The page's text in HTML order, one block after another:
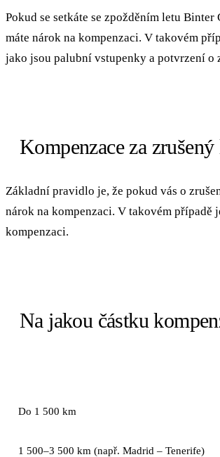
Pokud se setkáte se zpožděním letu
máte nárok na kompenzaci. V takovém
jako jsou palubní vstupenky a potvrzení o
Kompenzace za
Základní pravidlo je, že pokud vás o
nárok na kompenzaci. V takovém případě
kompenzaci.
Na jakou částku
Do 1 500 km
1 500–3 500 km (např. Madrid – Tenerife)